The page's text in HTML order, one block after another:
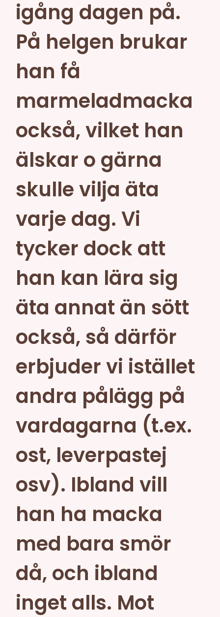
igång dagen på.
På helgen brukar
han få
marmeladmacka
också, vilket han
älskar o gärna
skulle vilja äta
varje dag. Vi
tycker dock att
han kan lära sig
äta annat än sött
också, så därför
erbjuder vi istället
andra pålägg på
vardagarna (t.ex.
ost, leverpastej
osv). Ibland vill
han ha macka
med bara smör
då, och ibland
inget alls. Mot